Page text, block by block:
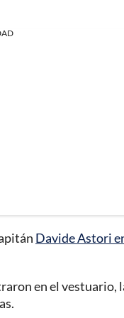
Davide Astori
en el vestuario,